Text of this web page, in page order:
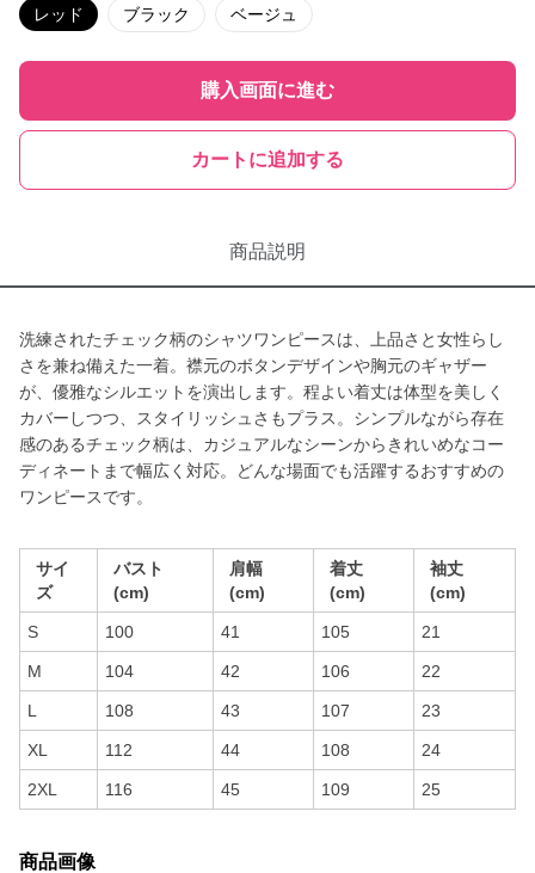
レッド ブラック ベージュ
購入画面に進む
カートに追加する
商品説明
洗練されたチェック柄のシャツワンピースは、上品さと女性らし
さを兼ね備えた一着。襟元のボタンデザインや胸元のギャザー
が、優雅なシルエットを演出します。程よい着丈は体型を美しく
カバーしつつ、スタイリッシュさもプラス。シンプルながら存在
感のあるチェック柄は、カジュアルなシーンからきれいめなコー
ディネートまで幅広く対応。どんな場面でも活躍するおすすめの
ワンピースです。
サイ
ズ
バスト
(cm)
肩幅
(cm)
着丈
(cm)
袖丈
(cm)
S 100 41 105 21
M 104 42 106 22
L 108 43 107 23
XL 112 44 108 24
2XL 116 45 109 25
商品画像